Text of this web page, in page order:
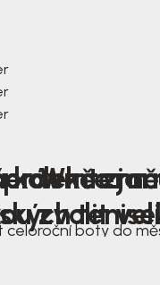
kolekce
zvolit
Winter
celoroční boty do